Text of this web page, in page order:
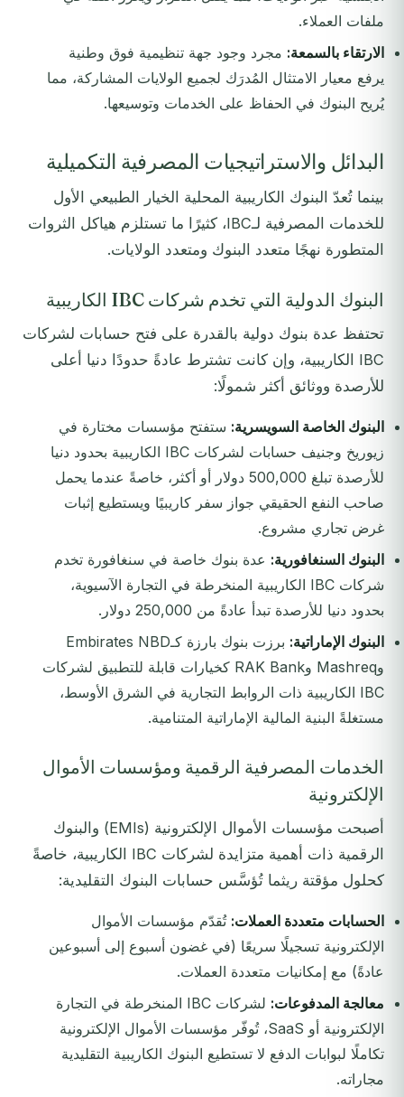
ملفات العملاء.
الارتقاء بالسمعة: مجرد وجود جهة تنظيمية فوق وطنية
يرفع معيار الامتثال المُدرَك لجميع الولايات المشاركة، مما
يُريح البنوك في الحفاظ على الخدمات وتوسيعها.
البدائل والاستراتيجيات المصرفية التكميلية
بينما تُعدّ البنوك الكاريبية المحلية الخيار الطبيعي الأول
للخدمات المصرفية لـIBC، كثيرًا ما تستلزم هياكل الثروات
المتطورة نهجًا متعدد البنوك ومتعدد الولايات.
البنوك الدولية التي تخدم شركات IBC الكاريبية
تحتفظ عدة بنوك دولية بالقدرة على فتح حسابات لشركات
IBC الكاريبية، وإن كانت تشترط عادةً حدودًا دنيا أعلى
للأرصدة ووثائق أكثر شمولًا:
البنوك الخاصة السويسرية: ستفتح مؤسسات مختارة في
زيوريخ وجنيف حسابات لشركات IBC الكاريبية بحدود دنيا
للأرصدة تبلغ 500,000 دولار أو أكثر، خاصةً عندما يحمل
صاحب النفع الحقيقي جواز سفر كاريبيًا ويستطيع إثبات
غرض تجاري مشروع.
البنوك السنغافورية: عدة بنوك خاصة في سنغافورة تخدم
شركات IBC الكاريبية المنخرطة في التجارة الآسيوية،
بحدود دنيا للأرصدة تبدأ عادةً من 250,000 دولار.
البنوك الإماراتية:
برزت بنوك بارزة كـEmbirates NBD
وMashreq وRAK Bank كخيارات قابلة للتطبيق لشركات
IBC الكاريبية ذات الروابط التجارية في الشرق الأوسط،
مستغلةً البنية المالية الإماراتية المتنامية.
الخدمات المصرفية الرقمية ومؤسسات الأموال
الإلكترونية
أصبحت مؤسسات الأموال الإلكترونية (EMIs) والبنوك
الرقمية ذات أهمية متزايدة لشركات IBC الكاريبية، خاصةً
كحلول مؤقتة ريثما تُؤسَّس حسابات البنوك التقليدية:
الحسابات متعددة العملات: تُقدّم مؤسسات الأموال
الإلكترونية تسجيلًا سريعًا (في غضون أسبوع إلى أسبوعين
عادةً) مع إمكانيات متعددة العملات.
معالجة المدفوعات:
لشركات IBC المنخرطة في التجارة
الإلكترونية أو SaaS، تُوفّر مؤسسات الأموال الإلكترونية
تكاملًا لبوابات الدفع لا تستطيع البنوك الكاريبية التقليدية
مجاراته.